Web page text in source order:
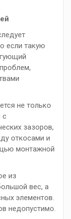
если такую
не только
с
зазоров,
откосами и
монтажной
из
вес, а
элементов.
недопустимо.